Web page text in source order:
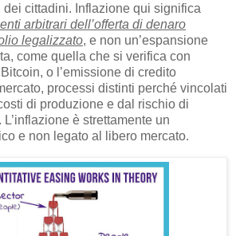
dei cittadini. Inflazione qui significa
arbitrari dell’offerta di denaro
legalizzato, e non un’espansione
come quella che si verifica con
o l’emissione di credito
processi distinti perché vincolati
di produzione e dal rischio di
è strettamente un
e non legato al libero mercato.